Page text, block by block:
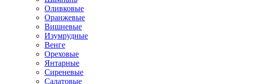
Оливковые
Оранжевые
Вишневые
Изумрудные
Венге
Ореховые
Янтарные
Сиреневые
Салатовые